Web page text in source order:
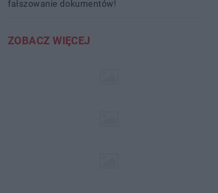
fałszowanie dokumentów!
ZOBACZ WIĘCEJ